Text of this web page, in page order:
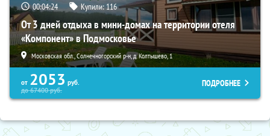
00:04:23 Купили: 116
От 3 дней отдыха в мини-домах на территории отеля
«Компонент» в Подмосковье
Московская обл., Солнечногорский р-н, д. Колтышево, 1
от 2053 руб.
до67400руб.
ПОДРОБНЕЕ